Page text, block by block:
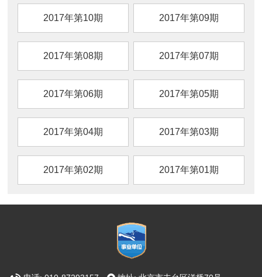
2017年第10期 2017年第09期
2017年第08期 2017年第07期
2017年第06期 2017年第05期
2017年第04期 2017年第03期
2017年第02期 2017年第01期